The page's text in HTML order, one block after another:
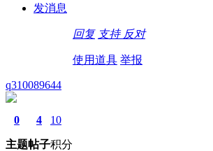
发消息
回复 支持 反对
使用道具 举报
q310089644
0
主题
4
帖子
10
积分